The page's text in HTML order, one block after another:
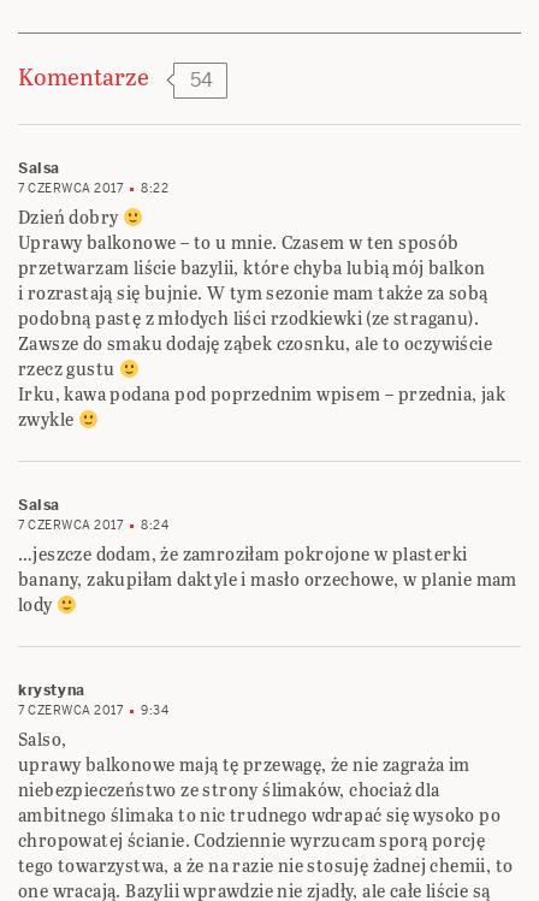
Komentarze 54
Salsa
7 CZERWCA 2017 8:22
Dzień dobry
Uprawy balkonowe – to u mnie. Czasem w ten sposób
przetwarzam liście bazylii, które chyba lubią mój balkon
i rozrastają się bujnie. W tym sezonie mam także za sobą
podobną pastę z młodych liści rzodkiewki (ze straganu).
Zawsze do smaku dodaję ząbek czosnku, ale to oczywiście
rzecz gustu
Irku, kawa podana pod poprzednim wpisem – przednia, jak
zwykle
Salsa
7 CZERWCA 2017 8:24
…jeszcze dodam, że zamroziłam pokrojone w plasterki
banany, zakupiłam daktyle i masło orzechowe, w planie mam
lody
krystyna
7 CZERWCA 2017 9:34
Salso,
uprawy balkonowe mają tę przewagę, że nie zagraża im
niebezpieczeństwo ze strony ślimaków, chociaż dla
ambitnego ślimaka to nic trudnego wdrapać się wysoko po
chropowatej ścianie. Codziennie wyrzucam sporą porcję
tego towarzystwa, a że na razie nie stosuję żadnej chemii, to
one wracają. Bazylii wprawdzie nie zjadły, ale całe liście są